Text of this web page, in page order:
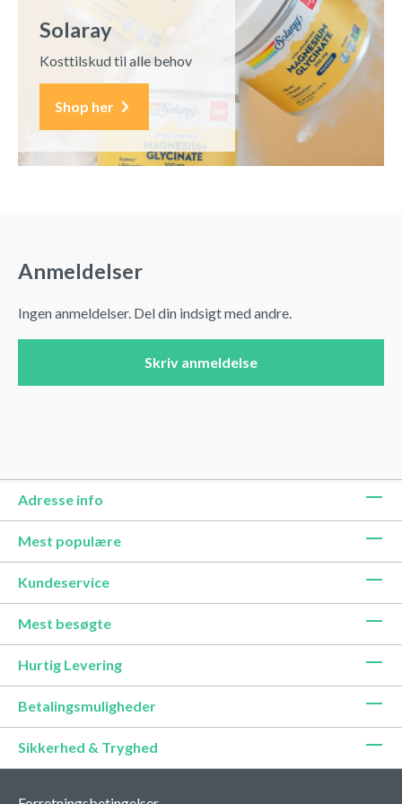
Solaray
Kosttilskud til alle behov
Shop her
Anmeldelser
Ingen anmeldelser. Del din indsigt med andre.
Skriv anmeldelse
Adresse info
Mest populære
Kundeservice
Mest besøgte
Hurtig Levering
Betalingsmuligheder
Sikkerhed & Tryghed